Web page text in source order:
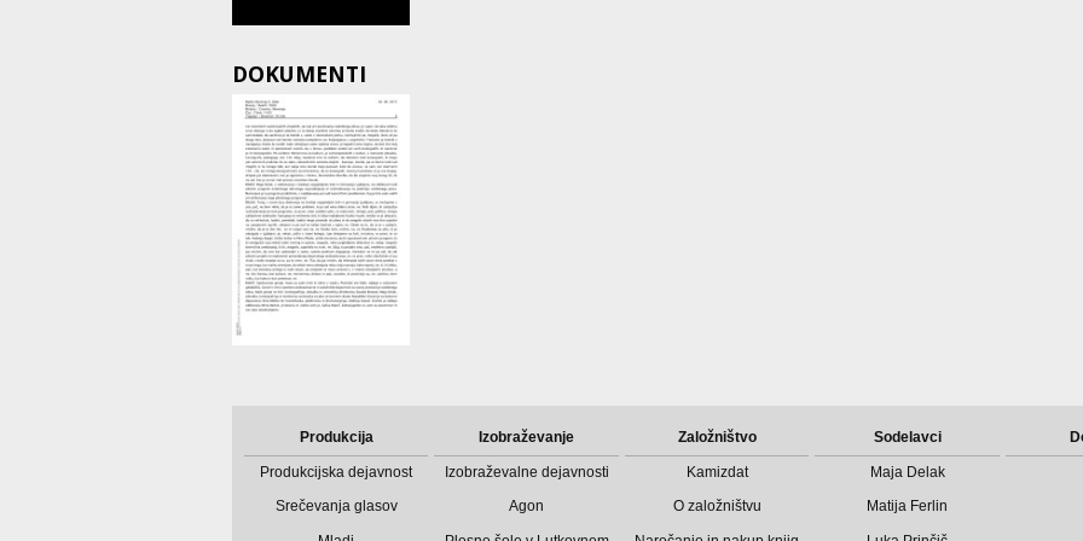
DOKUMENTI
Produkcija
Produkcijska dejavnost
Srečevanja glasov
Izobraževanje
Izobraževalne dejavnosti
Agon
Založništvo
Kamizdat
O založništvu
Sodelavci
Maja Delak
Matija Ferlin